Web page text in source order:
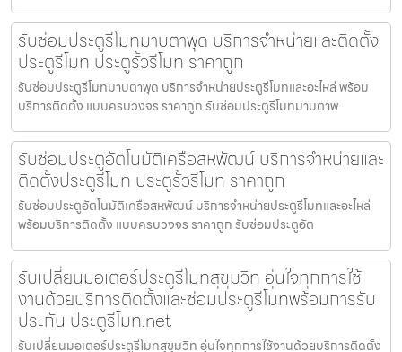
รับซ่อมประตูรีโมทมาบตาพุด บริการจำหน่ายและติดตั้ง
ประตูรีโมท ประตูรั้วรีโมท ราคาถูก
รับซ่อมประตูรีโมทมาบตาพุด บริการจำหน่ายประตูรีโมทและอะไหล่ พร้อม
บริการติดตั้ง แบบครบวงจร ราคาถูก รับซ่อมประตูรีโมทมาบตาพ
รับซ่อมประตูอัตโนมัติเครือสหพัฒน์ บริการจำหน่ายและ
ติดตั้งประตูรีโมท ประตูรั้วรีโมท ราคาถูก
รับซ่อมประตูอัตโนมัติเครือสหพัฒน์ บริการจำหน่ายประตูรีโมทและอะไหล่
พร้อมบริการติดตั้ง แบบครบวงจร ราคาถูก รับซ่อมประตูอัต
รับเปลี่ยนมอเตอร์ประตูรีโมทสุขุมวิท อุ่นใจทุกการใช้
งานด้วยบริการติดตั้งและซ่อมประตูรีโมทพร้อมการรับ
ประกัน ประตูรีโมท.net
รับเปลี่ยนมอเตอร์ประตูรีโมทสุขุมวิท อุ่นใจทุกการใช้งานด้วยบริการติดตั้ง